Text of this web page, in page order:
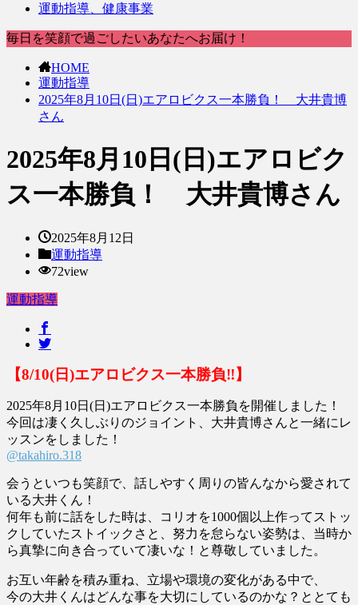
運動指導、健康事業
毎日を笑顔で過ごしたいあなたへお届け！
HOME
運動指導
2025年8月10日(日)エアロビクス一本勝負！ 大井貴博
さん
2025年8月10日(日)エアロビク
ス一本勝負！ 大井貴博さん
2025年8月12日
運動指導
72view
運動指導
【8/10(日)エアロビクス一本勝負‼︎】
2025年8月10日(日)エアロビクス一本勝負を開催しました！
今回は凄く久しぶりのジョイント、大井貴博さんと一緒にレ
ッスンをしました！
@takahiro.318
会うといつも笑顔で、話しやすく周りの皆んなから愛されて
いる大井くん！
何年も前に話をした時は、コリオを1000個以上作ってストッ
クしていたストイックさと、努力を怠らない姿勢は、当時か
ら真摯に向き合っていて凄いな！と尊敬していました。
お互い年齢を積み重ね、立場や環境の変化がある中で、
今の大井くんはどんな事を大切にしているのかな？ととても